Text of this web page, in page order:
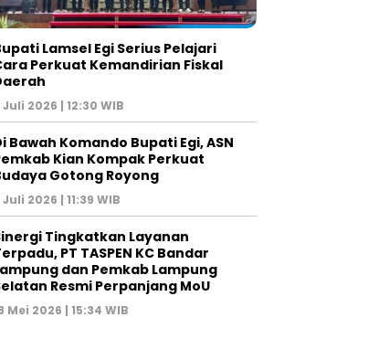
Lamsel Egi Serius Pelajari
Perkuat Kemandirian Fiskal
Juli 2026 | 12:30 WIB
Bawah Komando Bupati Egi, ASN
Kian Kompak Perkuat
Gotong Royong
Juli 2026 | 11:39 WIB
Tingkatkan Layanan
PT TASPEN KC Bandar
dan Pemkab Lampung
Resmi Perpanjang MoU
Mei 2026 | 15:34 WIB